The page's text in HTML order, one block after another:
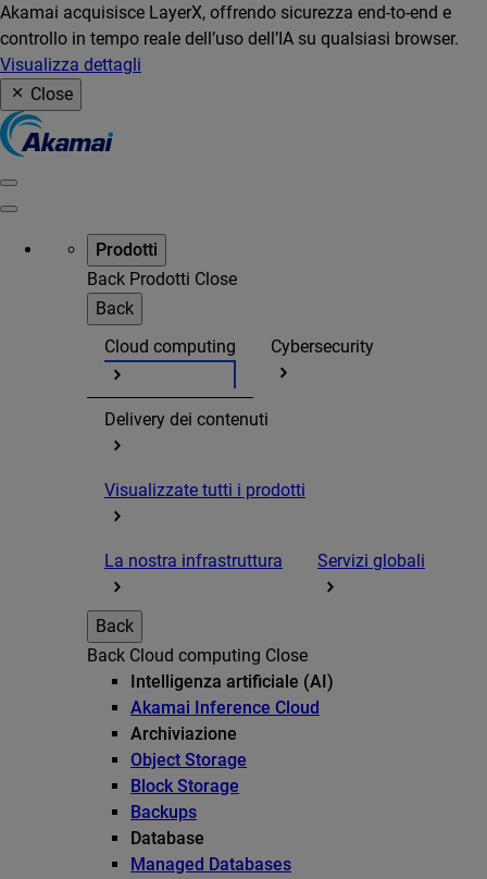
Akamai acquisisce LayerX, offrendo sicurezza end-to-end e
controllo in tempo reale dell’uso dell’IA su qualsiasi browser.
Visualizza dettagli
Close
Prodotti
Back Prodotti Close
Back
Cloud computing
Cybersecurity
Delivery dei contenuti
Visualizzate tutti i prodotti
La nostra infrastruttura Servizi globali
Back
Back Cloud computing Close
Intelligenza artificiale (AI)
Akamai Inference Cloud
Archiviazione
Object Storage
Block Storage
Backups
Database
Managed Databases